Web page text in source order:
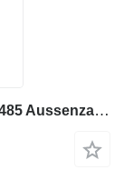
Pompe à engrenages Rexroth 5090661485 Aussenzahnradpumpe, Terex/Fuchs MHL320 pour excavateur Terex Fuchs MHL320